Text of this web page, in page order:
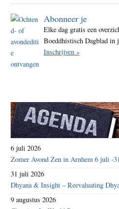
Abonneer je
Elke dag gratis een
Boeddhistisch Dagblad in
Inschrijven »
6 juli 2026
Zomer Avond Zen in Arnhem 6 juli -
31 juli 2026
Dhyana & Insight – Reevaluating
9 augustus 2026